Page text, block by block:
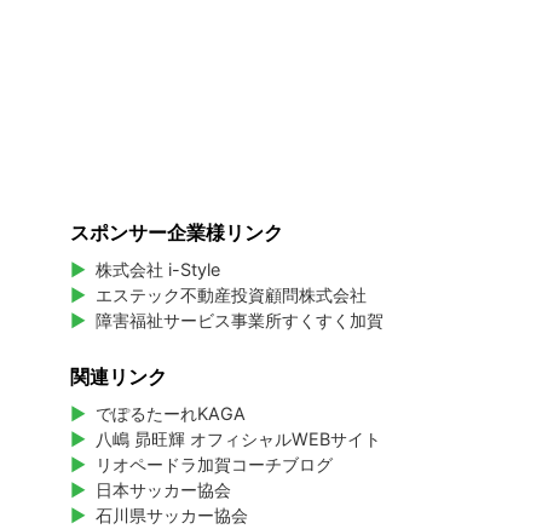
スポンサー企業様リンク
株式会社 i-Style
エステック不動産投資顧問株式会社
障害福祉サービス事業所すくすく加賀
関連リンク
でぽるたーれKAGA
八嶋 昴旺輝 オフィシャルWEBサイト
リオペードラ加賀コーチブログ
日本サッカー協会
石川県サッカー協会